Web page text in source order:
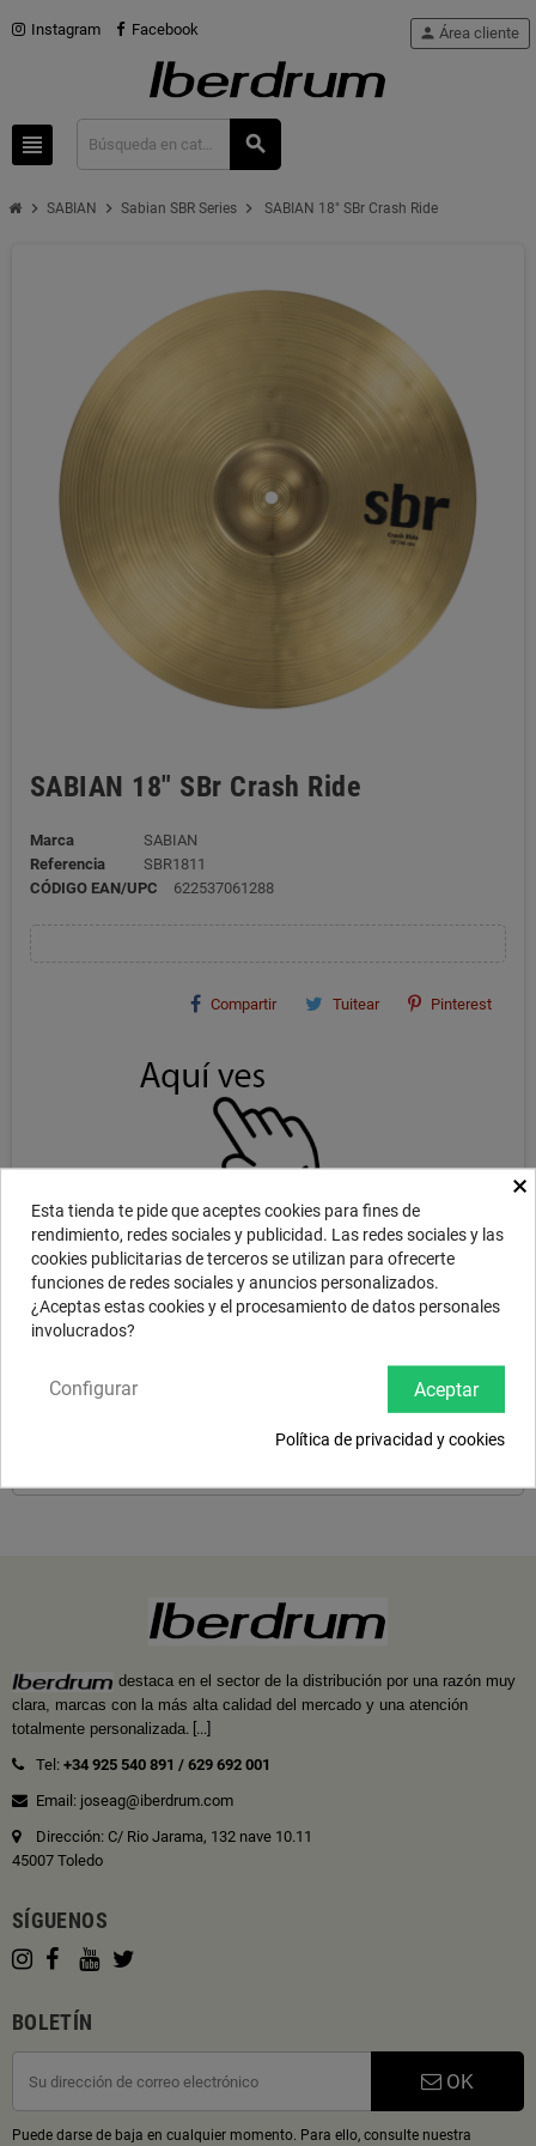
Instagram Facebook
view_headline search
person Área cliente
chevron_right SABIAN chevron_right Sabian SBR Series chevron_right SABIAN 18" SBr Crash Ride
SABIAN 18" SBr Crash Ride
Marca
SABIAN
Referencia
SBR1811
CÓDIGO EAN/UPC
622537061288
Compartir Tuitear Pinterest
DESCRIPCIÓN
Dual-purpose model delivers full-bodied riding and loud crashing
equally well. The SABIAN 18" SBr Crash Ride is the best value in pure
brass, ideal for beginners. With hammered and lathed surface, tightly
destaca en el sector de la distribución por una razón muy
clara, marcas con la más alta calidad del mercado y una atención
totalmente personalizada. [...]
Tel: +34 925 540 891 / 629 692 001
Email: joseag@iberdrum.com
Dirección: C/ Rio Jarama, 132 nave 10.11
45007 Toledo
SÍGUENOS
BOLETÍN
OK
Puede darse de baja en cualquier momento. Para ello, consulte nuestra
×
Esta tienda te pide que aceptes cookies para fines de
rendimiento, redes sociales y publicidad. Las redes sociales y las
cookies publicitarias de terceros se utilizan para ofrecerte
funciones de redes sociales y anuncios personalizados.
¿Aceptas estas cookies y el procesamiento de datos personales
involucrados?
Aceptar
Configurar
Política de privacidad y cookies